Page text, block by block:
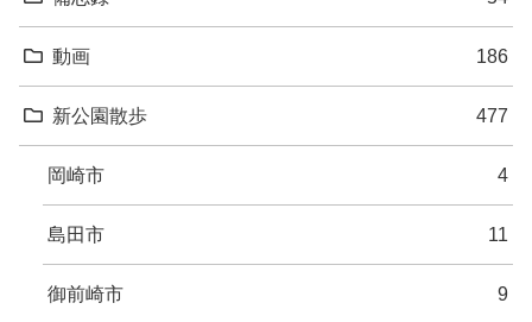
動画 186
新公園散歩 477
岡崎市 4
島田市 11
御前崎市 9